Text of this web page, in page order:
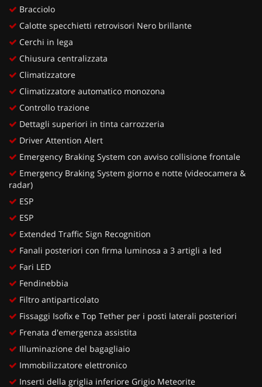
Bracciolo
Calotte specchietti retrovisori Nero brillante
Cerchi in lega
Chiusura centralizzata
Climatizzatore
Climatizzatore automatico monozona
Controllo trazione
Dettagli superiori in tinta carrozzeria
Driver Attention Alert
Emergency Braking System con avviso collisione frontale
Emergency Braking System giorno e notte (videocamera &
radar)
ESP
ESP
Extended Traffic Sign Recognition
Fanali posteriori con firma luminosa a 3 artigli a led
Fari LED
Fendinebbia
Filtro antiparticolato
Fissaggi Isofix e Top Tether per i posti laterali posteriori
Frenata d'emergenza assistita
Illuminazione del bagagliaio
Immobilizzatore elettronico
Inserti della griglia inferiore Grigio Meteorite